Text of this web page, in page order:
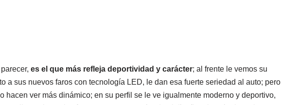
es el que más refleja deportividad y carácter; al frente le vemos su
a sus nuevos faros con tecnología LED, le dan esa fuerte seriedad al auto; pero
hacen ver más dinámico; en su perfil se le ve igualmente moderno y deportivo,